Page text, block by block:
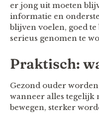
er jong uit moeten
informatie en
blijven voelen, goed
serieus genomen te
Praktisch:
Gezond ouder
wanneer alles tegelijk
bewegen, sterker